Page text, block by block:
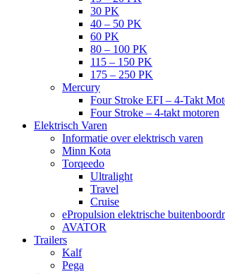
30 PK
40 – 50 PK
60 PK
80 – 100 PK
115 – 150 PK
175 – 250 PK
Mercury
Four Stroke EFI – 4-Takt
Four Stroke – 4-takt motoren
Elektrisch Varen
Informatie over elektrisch varen
Minn Kota
Torqeedo
Ultralight
Travel
Cruise
ePropulsion elektrische
AVATOR
Trailers
Kalf
Pega